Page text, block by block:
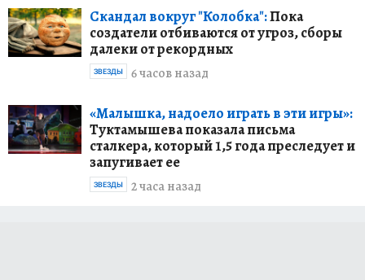
Скандал вокруг "Колобка":Пока
создатели отбиваются от угроз, сборы
далеки от рекордных
6 часов назад
ЗВЕЗДЫ
«Малышка, надоело играть в эти игры»:
Туктамышева показала письма
сталкера, который 1,5 года преследует и
запугивает ее
2 часа назад
ЗВЕЗДЫ